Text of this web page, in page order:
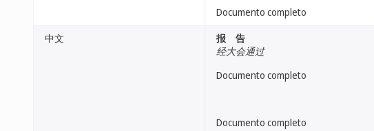
Documento completo
中文
报 告
经大会通过
Documento completo
Documento completo